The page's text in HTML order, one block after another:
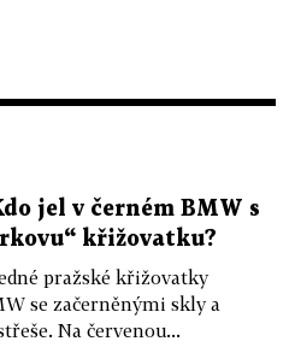
jel v černém BMW s
křižovatku?
pražské křižovatky
se začerněnými skly a
Na červenou...